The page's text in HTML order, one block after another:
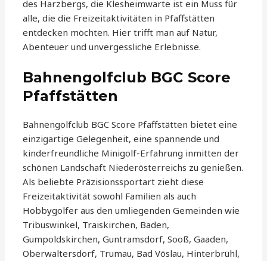
des Harzbergs, die Klesheimwarte ist ein Muss für
alle, die die Freizeitaktivitäten in Pfaffstätten
entdecken möchten. Hier trifft man auf Natur,
Abenteuer und unvergessliche Erlebnisse.
Bahnengolfclub BGC Score
Pfaffstätten
Bahnengolfclub BGC Score Pfaffstätten bietet eine
einzigartige Gelegenheit, eine spannende und
kinderfreundliche Minigolf-Erfahrung inmitten der
schönen Landschaft Niederösterreichs zu genießen.
Als beliebte Präzisionssportart zieht diese
Freizeitaktivität sowohl Familien als auch
Hobbygolfer aus den umliegenden Gemeinden wie
Tribuswinkel, Traiskirchen, Baden,
Gumpoldskirchen, Guntramsdorf, Sooß, Gaaden,
Oberwaltersdorf, Trumau, Bad Vöslau, Hinterbrühl,